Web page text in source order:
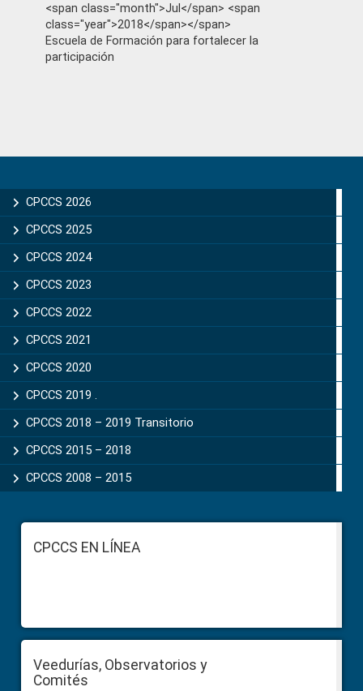
<span class="month">Jul</span> <span
class="year">2018</span></span>
Escuela de Formación para fortalecer la
participación
Sidebar
CPCCS 2026
CPCCS 2025
CPCCS 2024
CPCCS 2023
CPCCS 2022
CPCCS 2021
CPCCS 2020
CPCCS 2019 .
CPCCS 2018 – 2019 Transitorio
CPCCS 2015 – 2018
CPCCS 2008 – 2015
FooterCPCCS EN LÍNEA
Veedurías, Observatorios y
Comités